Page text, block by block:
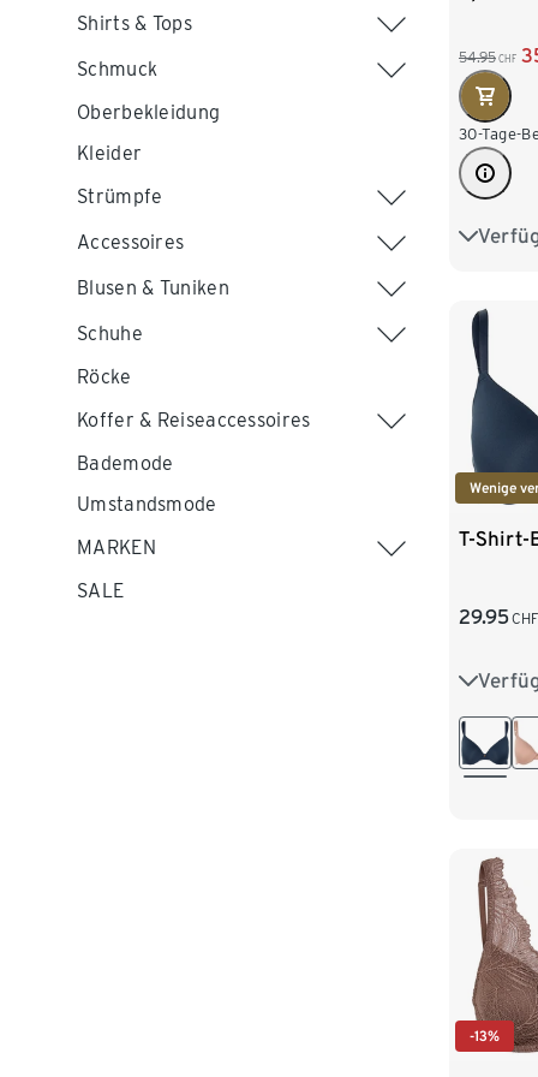
Shirts & Tops
Schmuck
Oberbekleidung
Kleider
Strümpfe
Accessoires
Blusen & Tuniken
Schuhe
Röcke
Koffer & Reiseaccessoires
Bademode
Umstandsmode
MARKEN
SALE
54.95 CHF
30-Tage-
80D
95E
Wenige
T-Shirt-
29.95CHF
75A
80B
-13%